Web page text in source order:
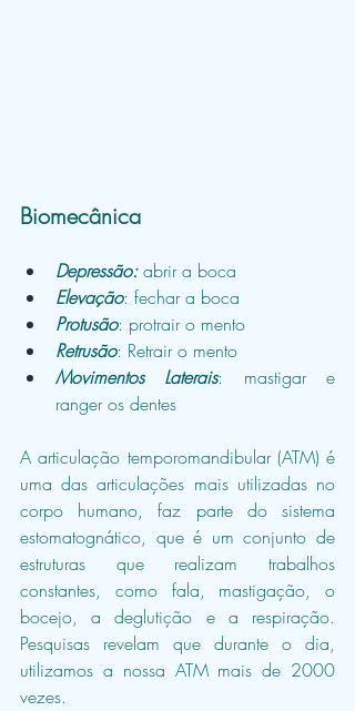
Biomecânica
Depressão: abrir a boca
Elevação: fechar a boca
Protusão: protrair o mento
Retrusão: Retrair o mento
Movimentos Laterais: mastigar e
ranger os dentes
A articulação temporomandibular (ATM) é
uma das articulações mais utilizadas no
corpo humano, faz parte do sistema
estomatognático, que é um conjunto de
estruturas que realizam trabalhos
constantes, como fala, mastigação, o
bocejo, a deglutição e a respiração.
Pesquisas revelam que durante o dia,
utilizamos a nossa ATM mais de 2000
vezes.